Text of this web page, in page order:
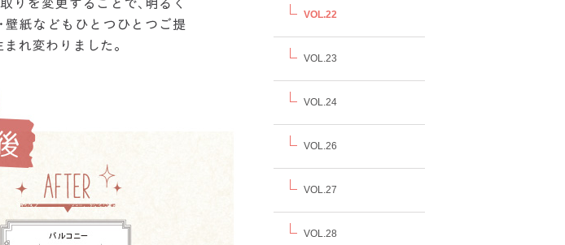
VOL.22
VOL.23
VOL.24
VOL.26
VOL.27
VOL.28